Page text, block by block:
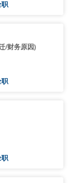
/财务原因)